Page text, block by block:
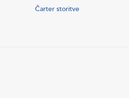
Čarter storitve